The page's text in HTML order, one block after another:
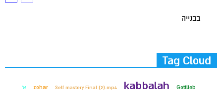
בבנייה
Tag Cloud
Gottlieb
kabbalah
Self mastery Final (2).mp4
zohar א'